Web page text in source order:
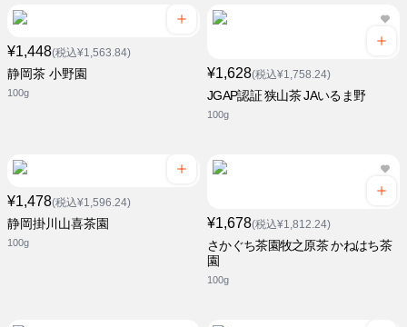
¥1,448(税込¥1,563.84)
静岡茶 小野園
100g
¥1,628(税込¥1,758.24)
JGAP認証 狭山茶 JAいるま野
100g
¥1,478(税込¥1,596.24)
静岡掛川山喜茶園
100g
¥1,678(税込¥1,812.24)
さかぐち茶園牧之原茶 かねはち茶
園
100g